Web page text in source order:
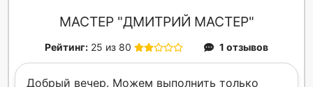
МАСТЕР "ДМИТРИЙ МАСТЕР"
Рейтинг: 25 из 80 1 отзывов
Добрый вечер. Можем выполнить только